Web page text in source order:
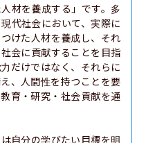
材を養成する」です。多
代社会において、実際に
けた人材を養成し、それ
会に貢献することを目指
だけではなく、それらに
、人間性を持つことを要
育・研究・社会貢献を通
自分の学びたい目標を明